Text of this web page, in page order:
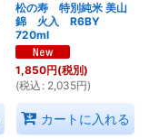
松の寿 特別純米 美山
錦 火入 R6BY
720ml
1,850円(税別)
(税込 : 2,035円)
カートに入れる